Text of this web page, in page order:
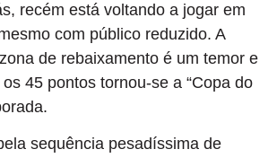
recém está voltando a jogar em
com público reduzido. A
de rebaixamento é um temor e
45 pontos tornou-se a “Copa do
sequência pesadíssima de